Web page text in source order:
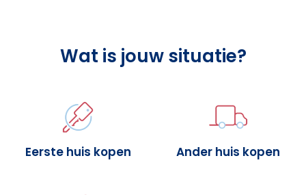
Wat is jouw situatie?
Eerste huis kopen Ander huis kopen